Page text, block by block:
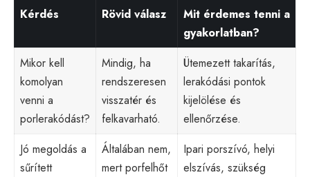
Kérdés Rövid válasz
Mit érdemes tenni a
gyakorlatban?
Mikor kell
komolyan
venni a
porlerakódást?
Mindig, ha
rendszeresen
visszatér és
felkavarható.
Ütemezett takarítás,
lerakódási pontok
kijelölése és
ellenőrzése.
Jó megoldás a
sűrített
Általában nem,
mert porfelhőt
Ipari porszívó, helyi
elszívás, szükség